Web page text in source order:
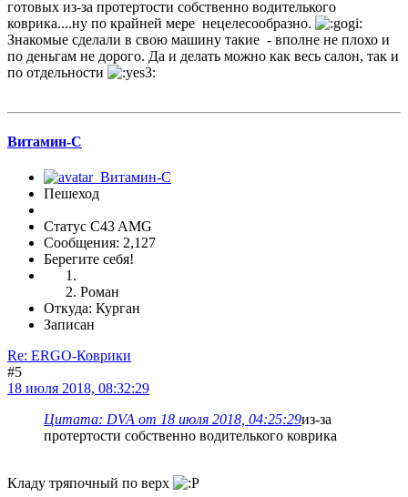
готовых из-за протертости собственно водителького
коврика....ну по крайней мере нецелесообразно.
Знакомые сделали в свою машину такие - вполне не плохо и
по деньгам не дорого. Да и делать можно как весь салон, так и
по отдельности
Витамин-С
Пешеход
Статус C43 AMG
Сообщения: 2,127
Берегите себя!
Роман
Откуда: Курган
Записан
Re: ERGO-Коврики
#5
18 июля 2018, 08:32:29
Цитата: DVA от 18 июля 2018, 04:25:29из-за
протертости собственно водителького коврика
Кладу тряпочный по верх